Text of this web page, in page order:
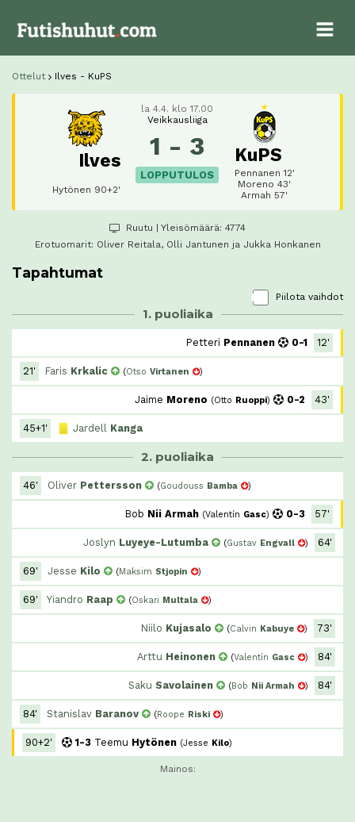
Ottelut Ilves - KuPS
Ilves
Hytönen 90+2'
la 4.4. klo 17.00
Veikkausliiga
1 - 3
LOPPUTULOS
KuPS
Pennanen 12'
Moreno 43'
Armah 57'
Ruutu | Yleisömäärä: 4774
Erotuomarit: Oliver Reitala, Olli Jantunen ja Jukka Honkanen
Tapahtumat
Piilota vaihdot
1. puoliaika
Petteri Pennanen 0-1 12'
21' Faris Krkalic (Otso Virtanen )
Jaime Moreno (Otto Ruoppi) 0-2 43'
45+1' Jardell Kanga
2. puoliaika
46' Oliver Pettersson (Goudouss Bamba )
Bob Nii Armah (Valentín Gasc) 0-3 57'
Joslyn Luyeye-Lutumba (Gustav Engvall ) 64'
69' Jesse Kilo (Maksim Stjopin )
69' Yiandro Raap (Oskari Multala )
Niilo Kujasalo (Calvin Kabuye ) 73'
Arttu Heinonen (Valentín Gasc ) 84'
Saku Savolainen (Bob Nii Armah ) 84'
84' Stanislav Baranov (Roope Riski )
90+2' 1-3 Teemu Hytönen (Jesse Kilo)
Mainos: